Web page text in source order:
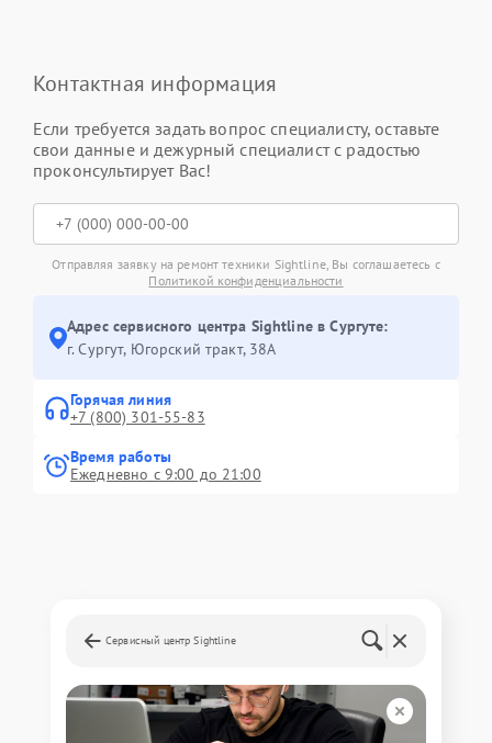
Контактная информация
Если требуется задать вопрос специалисту, оставьте
свои данные и дежурный специалист с радостью
проконсультирует Вас!
Отправляя заявку на ремонт техники Sightline, Вы соглашаетесь с
Политикой конфиденциальности
Адрес сервисного центра Sightline в Сургуте:
г. Сургут, Югорский тракт, 38А
Горячая линия
+7 (800) 301-55-83
Время работы
Ежедневно с 9:00 до 21:00
Сервисный центр Sightline